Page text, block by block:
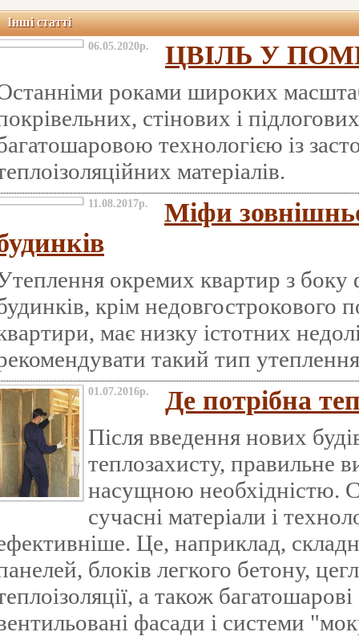
Інші статті
06.05.2020р. ЦВІЛЬ У
роками широких
стінових і
технологією із
матеріалів.
11.08.2017р.
Міфи
окремих квартир з
крім недовгострокового
має низку істотних
такий тип
01.07.2016р. Де потрібна
Після введення нових
теплозахисту, правильне
насущною необхідністю.
сучасні матеріали і
Це, наприклад,
блоків легкого бетону,
а також
фасади і системи